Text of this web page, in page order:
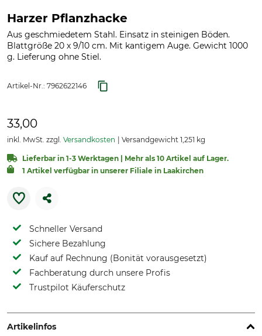
Harzer Pflanzhacke
Aus geschmiedetem Stahl. Einsatz in steinigen Böden.
Blattgröße 20 x 9/10 cm. Mit kantigem Auge. Gewicht 1000
g. Lieferung ohne Stiel.
Artikel-Nr.: 7962622146
33,00
inkl. MwSt. zzgl. Versandkosten Versandgewicht 1,251 kg
Lieferbar in 1-3 Werktagen | Mehr als 10 Artikel auf Lager.
1 Artikel verfügbar in unserer Filiale in Laakirchen
Schneller Versand
Sichere Bezahlung
Kauf auf Rechnung (Bonität vorausgesetzt)
Fachberatung durch unsere Profis
Trustpilot Käuferschutz
Artikelinfos